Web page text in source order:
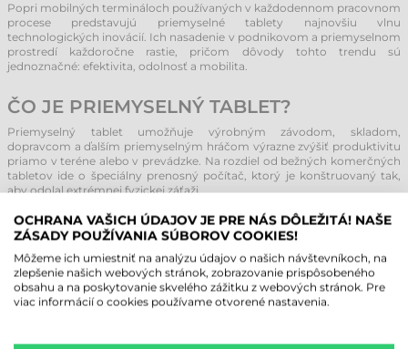
Popri mobilných termináloch používaných v každodennom pracovnom
procese predstavujú priemyselné tablety najnovšiu vlnu
technologických inovácií. Ich nasadenie v podnikovom a priemyselnom
prostredí každoročne rastie, pričom dôvody tohto trendu sú
jednoznačné: efektivita, odolnosť a mobilita.
ČO JE PRIEMYSELNÝ TABLET?
Priemyselný tablet umožňuje výrobným závodom, skladom,
dopravcom a ďalším priemyselným hráčom výrazne zvýšiť produktivitu
priamo v teréne alebo v prevádzke. Na rozdiel od bežných komerčných
tabletov ide o špeciálny prenosný počítač, ktorý je konštruovaný tak,
aby odolal extrémnej fyzickej záťaži.
Tieto zariadenia sú odolné voči prachu, vode, vibráciám aj pádom a sú
navrhnuté pre prácu v širokom teplotnom rozsahu. Okrem robustnej
konštrukcie disponujú výkonnými procesormi, veľkou kapacitou
úložiska a pokročilými komunikačnými technológiami, vďaka čomu
zvládnu aj tie najnáročnejšie priemyselné výzvy.
OBLASTI POUŽITIA PRIEMYSELNÝCH
OCHRANA VAŠICH ÚDAJOV JE PRE NÁS DÔLEŽITÁ! NAŠE
ZÁSADY POUŽÍVANIA SÚBOROV COOKIES!
Môžeme ich umiestniť na analýzu údajov o našich návštevníkoch, na
zlepšenie našich webových stránok, zobrazovanie prispôsobeného
obsahu a na poskytovanie skvelého zážitku z webových stránok. Pre
viac informácií o cookies používame otvorené nastavenia.